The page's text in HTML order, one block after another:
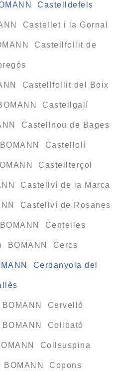
Castelldefels
Castellet i la Gornal
Castellfollit de
Castellfollit del Boix
Castellgalí
Castellnou de Bages
Castellolí
Castellterçol
Castellví de la Marca
Castellví de Rosanes
Centelles
BOMANN Cercs
Cerdanyola del
Cervelló
Collbató
Collsuspina
Copons